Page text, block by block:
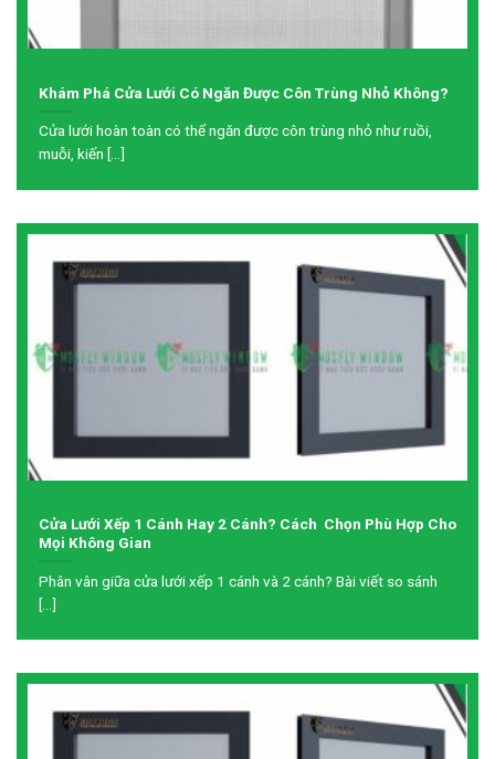
Khám Phá Cửa Lưới Có Ngăn Được Côn Trùng Nhỏ Không?
Cửa lưới hoàn toàn có thể ngăn được côn trùng nhỏ như ruồi,
muỗi, kiến [...]
Cửa Lưới Xếp 1 Cánh Hay 2 Cánh? Cách Chọn Phù Hợp Cho
Mọi Không Gian
Phân vân giữa cửa lưới xếp 1 cánh và 2 cánh? Bài viết so sánh
[...]